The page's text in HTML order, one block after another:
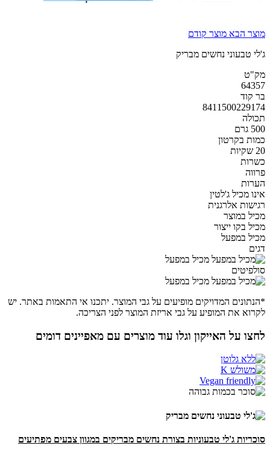
מוצר הבא מוצר קודם
ג'לי טבעוני נחשים מבריק
מק"ט
64357
בר קוד
8411500229174
תכולה
500 גרם
כמות בקרטון
20 שקיות
כשרות
פרווה
הערות
אינו מכיל ג'לטין
רגישות אלרגנית
מכיל במוצר
מכיל בקו ייצור
מכיל במפעל
דגים
מכיל במפעל
סולפיטים
מכיל במפעל
*הנתונים המדויקים מופיעים על גבי המוצר. יתכנו אי התאמות באתר. יש
לקרוא את המופיע על גבי אריזת המוצר לפני הצריכה.
לחצו על האייקון וגלו עוד מוצרים עם מאפיינים דומים
סוכריות ג'לי טבעוניות בצורת נחשים מבריקים במגוון צבעים מפתיעים